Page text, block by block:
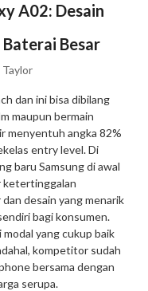
A02: Desain
Besar
dan ini bisa dibilang
maupun bermain
menyentuh angka 82%
entry level. Di
baru Samsung di awal
ketertinggalan
desain yang menarik
bagi konsumen.
yang cukup baik
kompetitor sudah
bersama dengan
serupa.